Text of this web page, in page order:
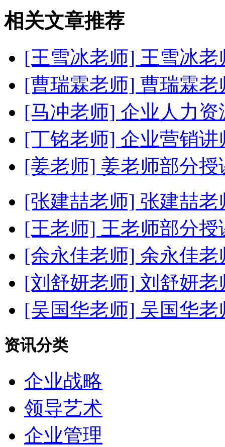
相关文章推荐
[王雪冰老师] 王雪冰老
[曹瑞霖老师] 曹瑞霖老
[马冲老师] 企业人力
[丁铭老师] 企业营销
[姜老师] 姜老师部分授
[张建喆老师] 张建喆老
[王老师] 王老师部分
[余永佳老师] 余永佳老
[刘舒妍老师] 刘舒妍老
[吴国华老师] 吴国华老
资讯分类
企业战略
领导艺术
企业管理